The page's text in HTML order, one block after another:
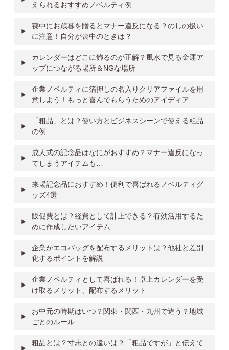
えられるおすすめノベルティ例
喪中にお歳暮を贈るとマナー違反になる？のしの扱い
に注意！自分が喪中のときは？
カレンダーはどこに飾るのが正解？風水で見る金運ア
ップにつながる場所＆NGな場所
企業ノベルティに箔押しの名入りクリアファイルを用
意しよう！もっと喜んでもらうためのアイディア
「粗品」とは？使い方とビジネスシーンで使える粗品
の例
成人式の記念品はなにがおすすめ？マナー違反になっ
てしまうアイテムも…
来場記念品におすすめ！便利で喜ばれるノベルティグ
ッズ4選
販促費とは？経費として計上できる？有効活用するた
めに作成したいアイテム
企業がエコバッグを配布するメリットは？他社と差別
化するポイントを解説
企業ノベルティとして喜ばれる！卓上カレンダーを受
け取るメリット、配布するメリット
お中元の時期はいつ？関東・関西・九州で違う？地域
ごとのルール
粗品とは？寸志との違いは？「粗品ですが」と伝えて